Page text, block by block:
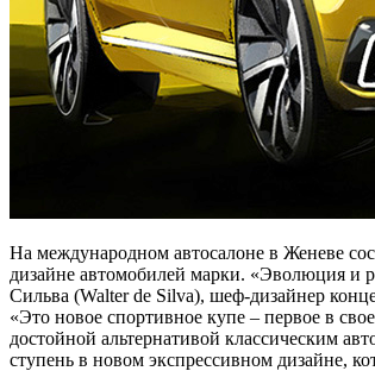
На международном автосалоне в Женеве
дизайне автомобилей марки. «Эволюция и
Сильва (Walter de Silva), шеф-дизайнер
«Это новое спортивное купе – первое в
достойной альтернативой классическим
ступень в новом экспрессивном дизайне,